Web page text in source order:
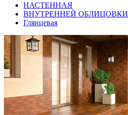
НАСТЕННАЯ
ВНУТРЕННЕЙ ОБЛИЦОВКИ
Глянцевая